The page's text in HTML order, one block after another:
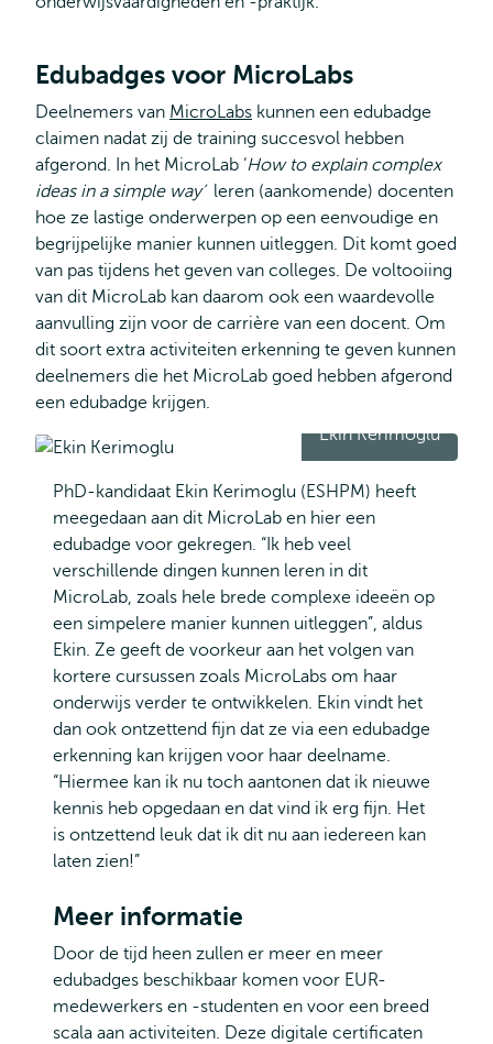
Edubadges voor MicroLabs
Deelnemers van MicroLabs kunnen een edubadge
claimen nadat zij de training succesvol hebben
afgerond. In het MicroLab ‘How to explain complex
ideas in a simple way’leren (aankomende) docenten
hoe ze lastige onderwerpen op een eenvoudige en
begrijpelijke manier kunnen uitleggen. Dit komt goed
van pas tijdens het geven van colleges. De voltooiing
van dit MicroLab kan daarom ook een waardevolle
aanvulling zijn voor de carrière van een docent. Om
dit soort extra activiteiten erkenning te geven kunnen
deelnemers die het MicroLab goed hebben afgerond
een edubadge krijgen.
Ekin Kerimoglu
PhD-kandidaat Ekin Kerimoglu (ESHPM) heeft
meegedaan aan dit MicroLab en hier een
edubadge voor gekregen. “Ik heb veel
verschillende dingen kunnen leren in dit
MicroLab, zoals hele brede complexe ideeën op
een simpelere manier kunnen uitleggen”, aldus
Ekin. Ze geeft de voorkeur aan het volgen van
kortere cursussen zoals MicroLabs om haar
onderwijs verder te ontwikkelen. Ekin vindt het
dan ook ontzettend fijn dat ze via een edubadge
erkenning kan krijgen voor haar deelname.
“Hiermee kan ik nu toch aantonen dat ik nieuwe
kennis heb opgedaan en dat vind ik erg fijn. Het
is ontzettend leuk dat ik dit nu aan iedereen kan
laten zien!”
Meer informatie
Door de tijd heen zullen er meer en meer
edubadges beschikbaar komen voor EUR-
medewerkers en -studenten en voor een breed
scala aan activiteiten. Deze digitale certificaten